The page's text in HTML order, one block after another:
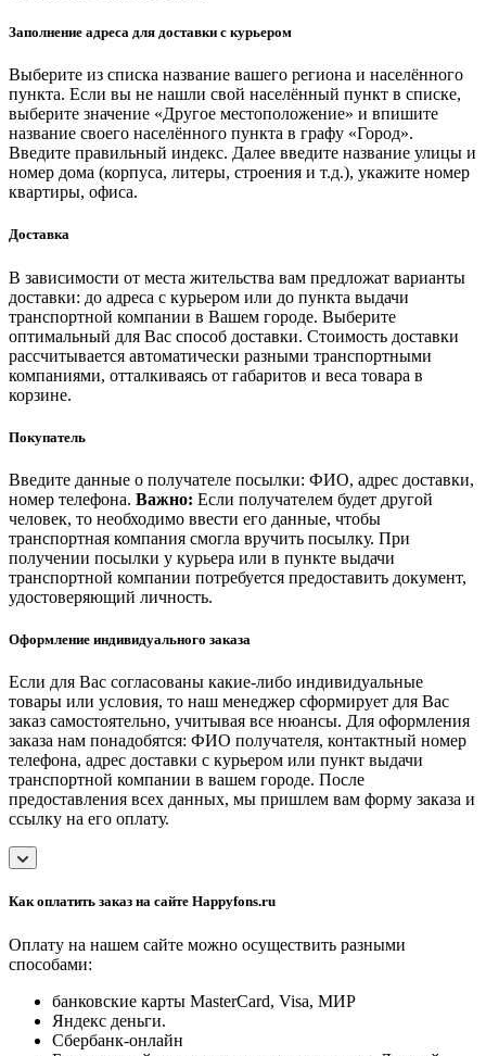
Заполнение адреса для доставки с курьером
Выберите из списка название вашего региона и населённого
пункта. Если вы не нашли свой населённый пункт в списке,
выберите значение «Другое местоположение» и впишите
название своего населённого пункта в графу «Город».
Введите правильный индекс. Далее введите название улицы и
номер дома (корпуса, литеры, строения и т.д.), укажите номер
квартиры, офиса.
Доставка
В зависимости от места жительства вам предложат варианты
доставки: до адреса с курьером или до пункта выдачи
транспортной компании в Вашем городе. Выберите
оптимальный для Вас способ доставки. Стоимость доставки
рассчитывается автоматически разными транспортными
компаниями, отталкиваясь от габаритов и веса товара в
корзине.
Покупатель
Введите данные о получателе посылки: ФИО, адрес доставки,
номер телефона. Важно: Если получателем будет другой
человек, то необходимо ввести его данные, чтобы
транспортная компания смогла вручить посылку. При
получении посылки у курьера или в пункте выдачи
транспортной компании потребуется предоставить документ,
удостоверяющий личность.
Оформление индивидуального заказа
Если для Вас согласованы какие-либо индивидуальные
товары или условия, то наш менеджер сформирует для Вас
заказ самостоятельно, учитывая все нюансы. Для оформления
заказа нам понадобятся: ФИО получателя, контактный номер
телефона, адрес доставки с курьером или пункт выдачи
транспортной компании в вашем городе. После
предоставления всех данных, мы пришлем вам форму заказа и
ссылку на его оплату.
Как оплатить заказ на сайте Happyfons.ru
Оплату на нашем сайте можно осуществить разными
способами:
банковские карты MasterCard, Visa, МИР
Яндекс деньги.
Сбербанк-онлайн